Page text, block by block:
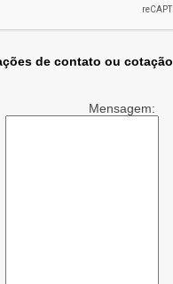
de contato ou cotação
Mensagem: